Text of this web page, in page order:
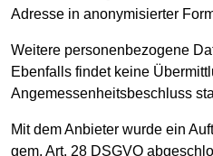
Adresse in anonymisierter
Weitere personenbezogene
Ebenfalls findet keine
Angemessenheitsbeschluss
Mit dem Anbieter wurde ein
gem. Art. 28 DSGVO